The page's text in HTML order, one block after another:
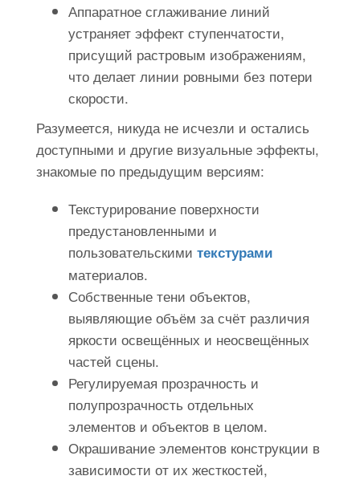
Аппаратное сглаживание линий
устраняет эффект ступенчатости,
присущий растровым изображениям,
что делает линии ровными без потери
скорости.
Разумеется, никуда не исчезли и остались
доступными и другие визуальные эффекты,
знакомые по предыдущим версиям:
Текстурирование поверхности
предустановленными и
пользовательскими текстурами
материалов.
Собственные тени объектов,
выявляющие объём за счёт различия
яркости освещённых и неосвещённых
частей сцены.
Регулируемая прозрачность и
полупрозрачность отдельных
элементов и объектов в целом.
Окрашивание элементов конструкции в
зависимости от их жесткостей,